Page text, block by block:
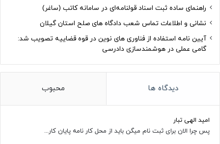
راهنمای ساده ثبت اسناد قولنامه‌ای در سامانه کاتب (ساغر)
نشانی و اطلاعات تماس شعب دادگاه های صلح استان گیلان
آیین نامه استفاده از فناوری های نوین در قوه قضاییه تصویب شد:
گامی عملی در هوشمندسازی دادرسی
دیدگاه ها محبوب
امید الهی تبار
پس چرا الان برای ثبت نام میگن باید از محل کار نامه پایان کار...